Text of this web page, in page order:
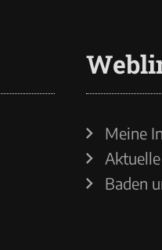
Meine
Baden